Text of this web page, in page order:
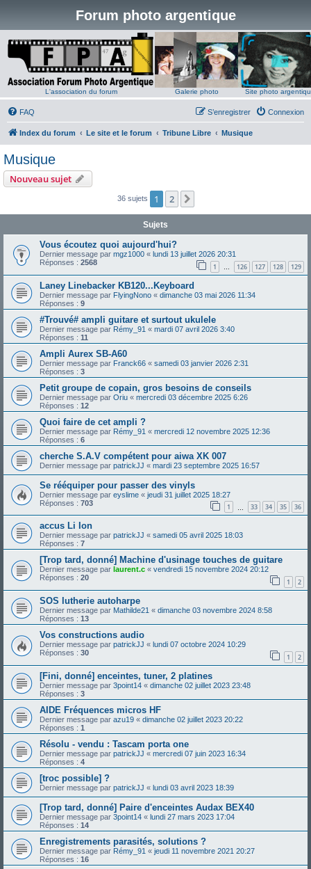
Forum photo argentique
L'association du forum Galerie photo Site photo
FAQ Connexion
S’enregistrer
Index du forum Le site et le forum Tribune Libre Musique
Musique
Nouveau sujet
36 sujets 1 2
Sujets
Vous écoutez quoi aujourd'hui?
Dernier message par mgz1000 « lundi 13 juillet 2026 20:31
Réponses : 2568 1 … 126 127 128 129
Laney Linebacker KB120...Keyboard
Dernier message par FlyingNono « dimanche 03 mai 2026 11:34
Réponses : 9
#Trouvé# ampli guitare et surtout ukulele
Dernier message par Rémy_91 « mardi 07 avril 2026 3:40
Réponses : 11
Ampli Aurex SB-A60
Dernier message par Franck66 « samedi 03 janvier 2026 2:31
Réponses : 3
Petit groupe de copain, gros besoins de conseils
Dernier message par Oriu « mercredi 03 décembre 2025 6:26
Réponses : 12
Quoi faire de cet ampli ?
Dernier message par Rémy_91 « mercredi 12 novembre 2025 12:36
Réponses : 6
cherche S.A.V compétent pour aiwa XK 007
Dernier message par patrickJJ « mardi 23 septembre 2025 16:57
Se rééquiper pour passer des vinyls
Dernier message par eyslime « jeudi 31 juillet 2025 18:27
Réponses : 703 1 33 34 35 36
accus Li Ion
Dernier message par patrickJJ « samedi 05 avril 2025 18:03
Réponses : 7
[Trop tard, donné] Machine d'usinage touches de guitare
Dernier message par laurent.c « vendredi 15 novembre 2024 20:12
Réponses : 20 1 2
SOS lutherie autoharpe
Dernier message par Mathilde21 « dimanche 03 novembre 2024 8:58
Réponses : 13
Vos constructions audio
Dernier message par patrickJJ « lundi 07 octobre 2024 10:29
Réponses : 30 1 2
[Fini, donné] enceintes, tuner, 2 platines
Dernier message par 3point14 « dimanche 02 juillet 2023 23:48
Réponses : 3
AIDE Fréquences micros HF
Dernier message par azu19 « dimanche 02 juillet 2023 20:22
Réponses : 1
Résolu - vendu : Tascam porta one
Dernier message par patrickJJ « mercredi 07 juin 2023 16:34
Réponses : 4
[troc possible] ?
Dernier message par patrickJJ « lundi 03 avril 2023 18:39
[Trop tard, donné] Paire d'enceintes Audax BEX40
Dernier message par 3point14 « lundi 27 mars 2023 17:04
Réponses : 14
Enregistrements parasités, solutions ?
Dernier message par Rémy_91 « jeudi 11 novembre 2021 20:27
Réponses : 16